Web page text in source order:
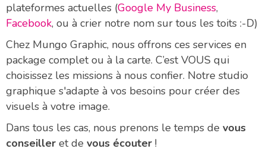
plateformes actuelles (Google My Business,
Facebook, ou à crier notre nom sur tous les toits :-D)
Chez Mungo Graphic, nous offrons ces services en
package complet ou à la carte. C’est VOUS qui
choisissez les missions à nous confier. Notre studio
graphique s'adapte à vos besoins pour créer des
visuels à votre image.
Dans tous les cas, nous prenons le temps de vous
conseiller et de vous écouter !